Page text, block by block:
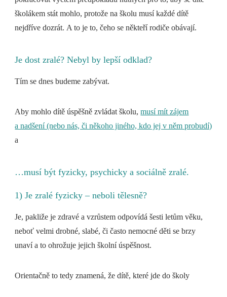
školákem stát mohlo, protože na školu musí každé dítě
nejdříve dozrát. A to je to, čeho se někteří rodiče obávají.
Je dost zralé? Nebyl by lepší odklad?
Tím se dnes budeme zabývat.
Aby mohlo dítě úspěšně zvládat školu,musí mít zájem
a nadšení (nebo nás, či někoho jiného, kdo jej v něm probudí)
a
…musí být fyzicky, psychicky a sociálně zralé.
1) Je zralé fyzicky – neboli tělesně?
Je, pakliže je zdravé a vzrůstem odpovídá šesti letům věku,
neboť velmi drobné, slabé, či často nemocné děti se brzy
unaví a to ohrožuje jejich školní úspěšnost.
Orientačně to tedy znamená, že dítě, které jde do školy